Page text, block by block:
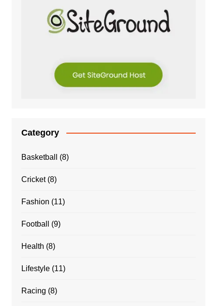
Category
Basketball (8)
Cricket(8)
Fashion (11)
Football (9)
Health (8)
Lifestyle(11)
Racing (8)